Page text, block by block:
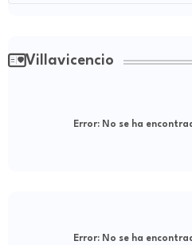
Villavicencio
Error:No se ha
Error:No se ha